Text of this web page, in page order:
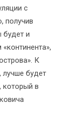
с
получив
будет и
К
лучше будет
который в